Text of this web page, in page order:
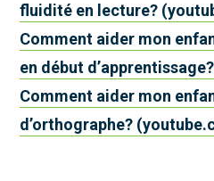
fluidité en lecture?
Comment aider mon
en début
Comment aider mon
d’orthographe?